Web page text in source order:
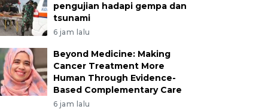
pengujian hadapi gempa dan
tsunami
6 jam lalu
Beyond Medicine: Making
Cancer Treatment More
Human Through Evidence-
Based Complementary Care
6 jam lalu